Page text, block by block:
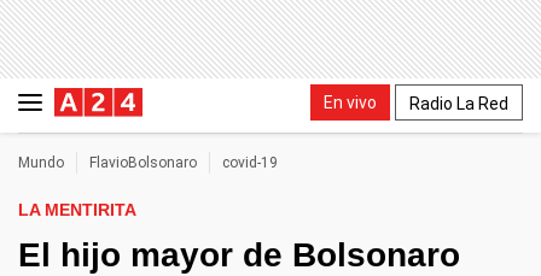
En vivo Radio La Red
Mundo FlavioBolsonaro covid-19
LA MENTIRITA
El hijo mayor de Bolsonaro